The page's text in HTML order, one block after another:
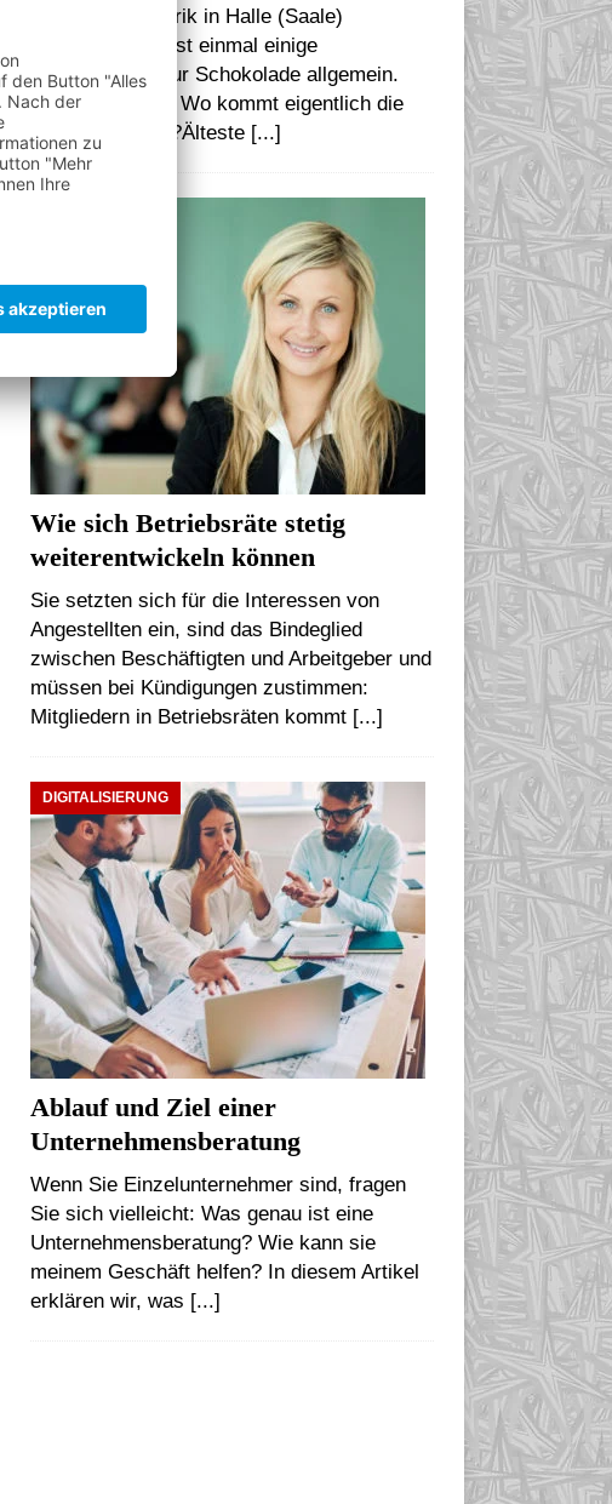
Schokoladenfabrik in Halle (Saale)
beschäftigen, erst einmal einige
Informationen zur Schokolade allgemein.
Inhaltsübersicht Wo kommt eigentlich die
Schokolade her?Älteste [...]
Wie sich Betriebsräte stetig
weiterentwickeln können
Sie setzten sich für die Interessen von
Angestellten ein, sind das Bindeglied
zwischen Beschäftigten und Arbeitgeber und
müssen bei Kündigungen zustimmen:
Mitgliedern in Betriebsräten kommt [...]
DIGITALISIERUNG
Ablauf und Ziel einer
Unternehmensberatung
Wenn Sie Einzelunternehmer sind, fragen
Sie sich vielleicht: Was genau ist eine
Unternehmensberatung? Wie kann sie
meinem Geschäft helfen? In diesem Artikel
erklären wir, was [...]